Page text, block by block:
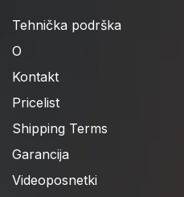
Tehnička podrška
O
Kontakt
Pricelist
Shipping Terms
Garancija
Videoposnetki